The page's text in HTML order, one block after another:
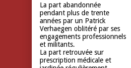
La part abandonnée
pendant plus de trente
années par un Patrick
Verhaegen oblitéré par ses
engagements professionnels
et militants.
La part retrouvée sur
prescription médicale et